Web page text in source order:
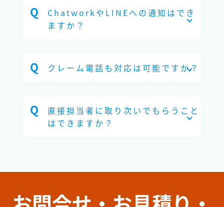
ChatworkやLINEへの通知はでき
ますか？
クレーム電話も対応は可能ですか？
直接担当者に取り次いでもらうこと
はできますか？